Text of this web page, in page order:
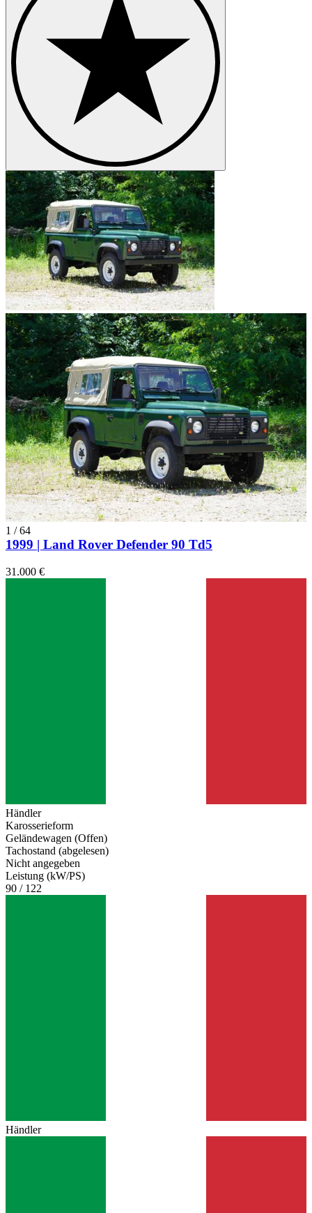
1 /64
1999 | Land Rover Defender 90 Td5
31.000 €
Händler
Karosserieform
Geländewagen (Offen)
Tachostand (abgelesen)
Nicht angegeben
Leistung (kW/PS)
90 / 122
Händler